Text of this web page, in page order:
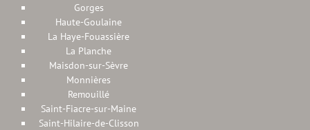
Gorges
Haute-Goulaine
La Haye-Fouassière
La Planche
Maisdon-sur-Sèvre
Monnières
Remouillé
Saint-Fiacre-sur-Maine
Saint-Hilaire-de-Clisson